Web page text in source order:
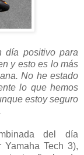
día positivo para
y esto es lo más
No he estado
lo que hemos
estoy seguro
del día
Yamaha Tech 3),